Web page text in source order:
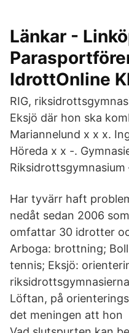
Länkar -
IdrottOnline
RIG,
Eksjö där hon ska
Mariannelund x x x.
Höreda x x -.
Riksidrottsgymnasium
Har tyvärr haft
nedåt sedan 2006
omfattar 30 idrotter
Arboga: brottning;
tennis; Eksjö:
Löftan, på
det meningen att hon